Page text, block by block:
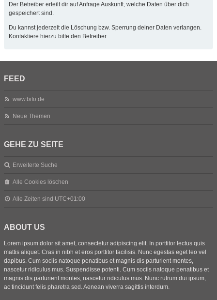
Der Betreiber erteilt dir auf Anfrage Auskunft, welche Daten über dich
gespeichert sind.
Du kannst jederzeit die Löschung bzw. Sperrung deiner Daten verlangen.
Kontaktiere hierzu bitte den Betreiber.
FEED
www.bifo.de
Neue Themen
GEHE ZU SEITE
Erweiterte Suche
Alle Cookies löschen
Alle Zeiten sind UTC+01:00
ABOUT US
Lorem ipsum dolor sit amet, consectetur adipiscing elit. In porttitor lectus quis
mattis aliquet. Cras in nibh et eros porttitor facilisis. Nunc egestas eget leo vel
dapibus. Cum sociis natoque penatibus et magnis dis parturient montes,
nascetur ridiculus mus. Suspendisse potenti. Cum sociis natoque penatibus et
magnis dis parturient montes, nascetur ridiculus mus. Nunc rutrum dui ipsum,
ac tincidunt felis pharetra sed. Aenean viverra sagittis interdum.